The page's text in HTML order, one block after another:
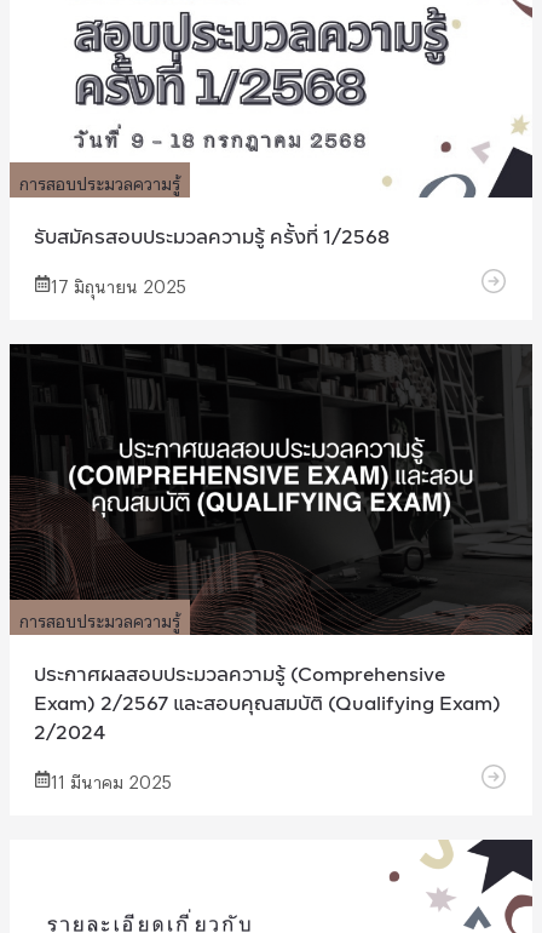
การสอบประมวลความรู้
รับสมัครสอบประมวลความรู้ ครั้งที่ 1/2568
17 มิถุนายน 2025
การสอบประมวลความรู้
ประกาศผลสอบประมวลความรู้ (Comprehensive
Exam) 2/2567 และสอบคุณสมบัติ (Qualifying Exam)
2/2024
11 มีนาคม 2025